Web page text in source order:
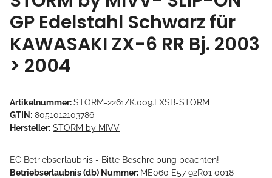
GP Edelstahl Schwarz für
KAWASAKI ZX-6 RR Bj. 2003
> 2004
Artikelnummer:STORM-2261/K.009.LXSB-STORM
GTIN: 8051012103786
Hersteller: STORM by MIVV
EC Betriebserlaubnis - Bitte Beschreibung beachten!
Betriebserlaubnis (db) Nummer: ME060 E57 92R01 0018